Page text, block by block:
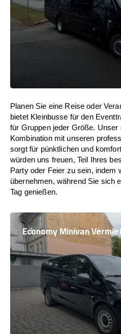
Planen Sie eine Reise oder
bietet Kleinbusse für den
für Gruppen jeder Größe. Unser
Kombination mit unseren
sorgt für pünktlichen und
würden uns freuen, Teil Ihres
Party oder Feier zu sein, indem
übernehmen, während Sie sich
Tag genießen.
Economy Minivan